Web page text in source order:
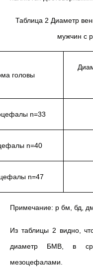
Таблица 2 Диаметр
мужчин с
головы
n=33
n=40
n=47
Примечание: р бм, бд,
Из таблицы 2 видно,
диаметр БМВ, в
мезоцефалами.